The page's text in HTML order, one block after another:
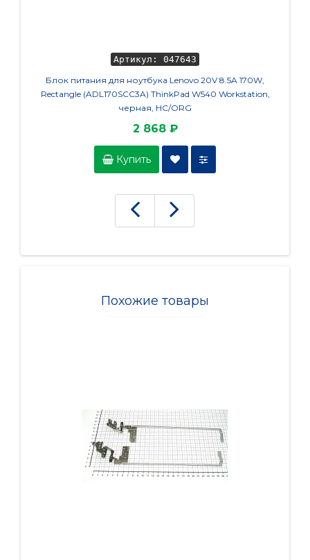
Артикул: 047643
Блок питания для ноутбука Lenovo 20V 8.5A 170W,
Rectangle (ADL170SCC3A) ThinkPad W540 Workstation,
черная, HC/ORG
2 868 ₽
Купить
Похожие товары